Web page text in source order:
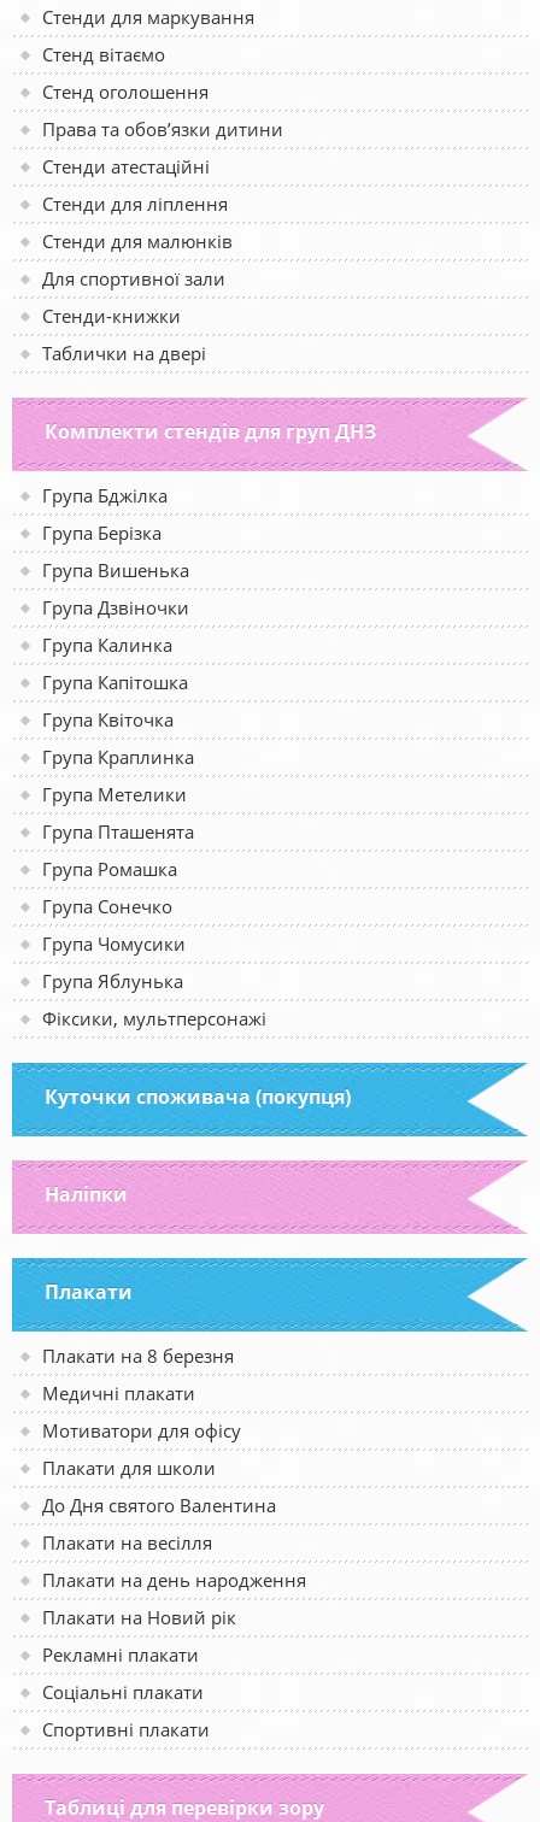
Стенди для маркування
Стенд вітаємо
Стенд оголошення
Права та обов’язки дитини
Стенди атестаційні
Стенди для ліплення
Стенди для малюнків
Для спортивної зали
Стенди-книжки
Таблички на двері
Комплекти стендів для груп ДНЗ
Група Бджілка
Група Берізка
Група Вишенька
Група Дзвіночки
Група Калинка
Група Капітошка
Група Квіточка
Група Краплинка
Група Метелики
Група Пташенята
Група Ромашка
Група Сонечко
Група Чомусики
Група Яблунька
Фіксики, мультперсонажі
Куточки споживача (покупця)
Наліпки
Плакати
Плакати на 8 березня
Медичні плакати
Мотиватори для офісу
Плакати для школи
До Дня святого Валентина
Плакати на весілля
Плакати на день народження
Плакати на Новий рік
Рекламні плакати
Соціальні плакати
Спортивні плакати
Таблиці для перевірки зору